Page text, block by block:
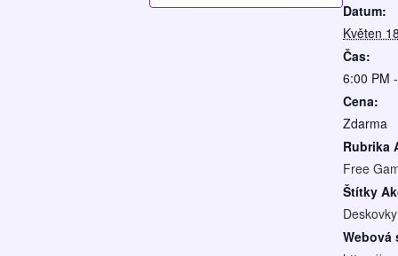
Datum:
Květen
Čas:
6:00 PM
Cena:
Zdarma
Rubrika
Free
Štítky
Deskovky
Webová